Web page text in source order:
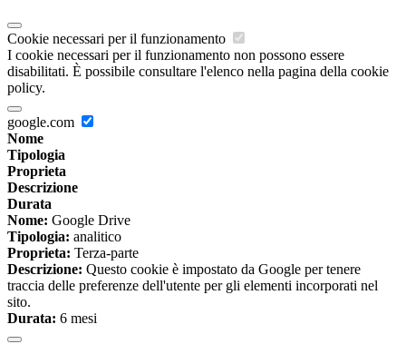
Cookie necessari per il funzionamento
I cookie necessari per il funzionamento non possono essere
disabilitati. È possibile consultare l'elenco nella pagina della cookie
policy.
google.com
Nome
Tipologia
Proprieta
Descrizione
Durata
Nome: Google Drive
Tipologia: analitico
Proprieta: Terza-parte
Descrizione: Questo cookie è impostato da Google per tenere
traccia delle preferenze dell'utente per gli elementi incorporati nel
sito.
Durata: 6 mesi